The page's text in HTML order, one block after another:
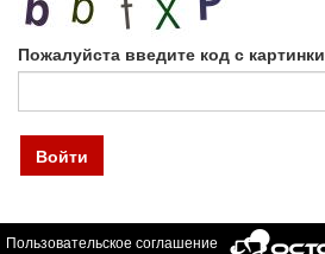
Пожалуйста введите код с картинки
Войти
Пользовательское соглашение